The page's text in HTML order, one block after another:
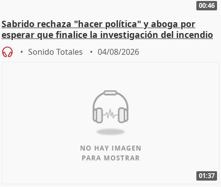
00:46
Sabrido rechaza "hacer política" y aboga por
esperar que finalice la investigación del incendio
Sonido Totales 04/08/2026
01:37